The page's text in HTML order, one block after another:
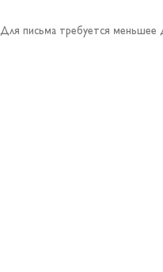
письма требуется